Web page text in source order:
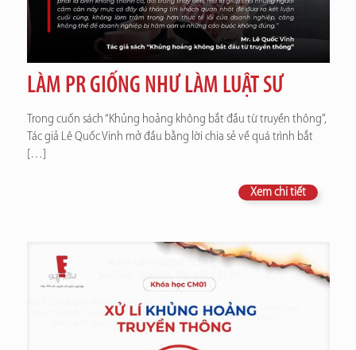
LÀM PR GIỐNG NHƯ LÀM LUẬT SƯ
Trong cuốn sách “Khủng hoảng không bắt đầu từ truyền thông”,
Tác giả Lê Quốc Vinh mở đầu bằng lời chia sẻ về quá trình bắt
[…]
Xem chi tiết